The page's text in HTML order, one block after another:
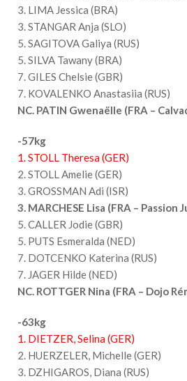
3. LIMA Jessica (BRA)
3. STANGAR Anja (SLO)
5. SAGITOVA Galiya (RUS)
5. SILVA Tawany (BRA)
7. GILES Chelsie (GBR)
7. KOVALENKO Anastasiia (RUS)
NC. PATIN Gwenaëlle (FRA –
-57kg
1. STOLL Theresa (GER)
2. STOLL Amelie (GER)
3. GROSSMAN Adi (ISR)
3. MARCHESE Lisa (FRA – Passion
5. CALLER Jodie (GBR)
5. PUTS Esmeralda (NED)
7. DOTCENKO Katerina (RUS)
7. JAGER Hilde (NED)
NC. ROTTGER Nina (FRA – Dojo
-63kg
1. DIETZER, Selina (GER)
2. HUERZELER, Michelle (GER)
3. DZHIGAROS, Diana (RUS)